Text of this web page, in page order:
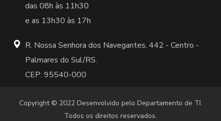
das 08h às 11h30
e as 13h30 às 17h
R. Nossa Senhora dos Navegantes, 442 - Centro -
Palmares do Sul/RS.
CEP: 95540-000
Copyright © 2022 Desenvolvido pelo Departamento de TI.
Todos os direitos reservados.